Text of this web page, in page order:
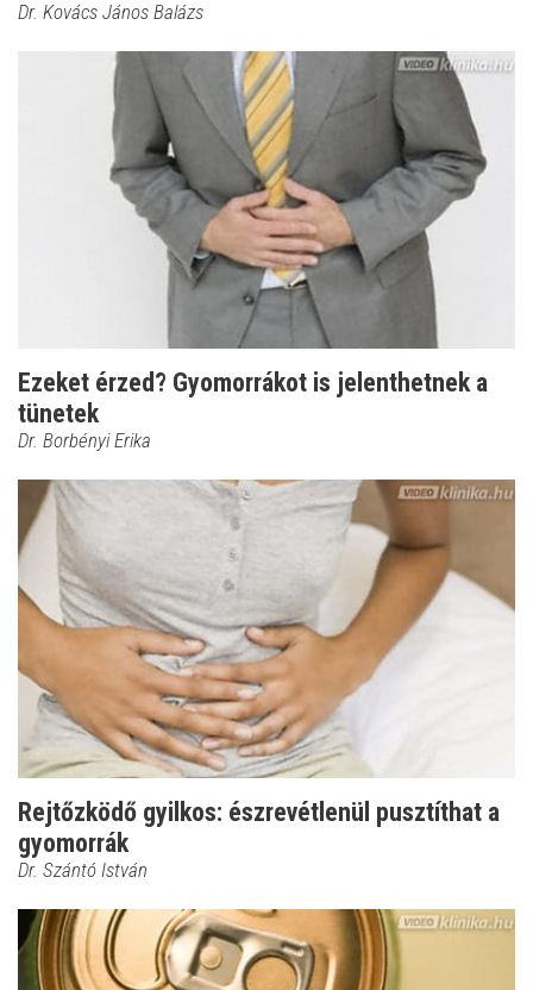
Dr. Kovács János Balázs
Ezeket érzed? Gyomorrákot is jelenthetnek a
tünetek
Dr. Borbényi Erika
Rejtőzködő gyilkos: észrevétlenül pusztíthat a
gyomorrák
Dr. Szántó István